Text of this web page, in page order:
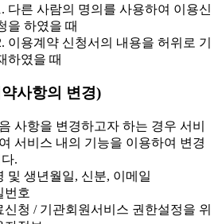
다른 사람의 명의를 사용하여 이용신
을 하였을 때
이용계약 신청서의 내용을 허위로 기
하였을 때
사항의 변경)
사항을 변경하고자 하는 경우 서비
서비스 내의 기능을 이용하여 변경
.
및 생년월일, 신분, 이메일
호
청 / 기관회원서비스 권한설정을 위